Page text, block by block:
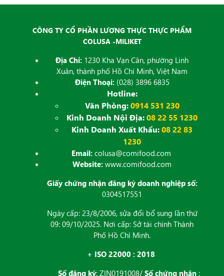
CÔNG TY CỔ PHẦN LƯƠNG THỰC THỰC PHẨM
COLUSA -MILIKET
Địa Chỉ: 1230 Kha Vạn Cân, phường Linh
Xuân, thành phố Hồ Chí Minh, Việt Nam
Điện Thoại:(028) 3896 6835
Hotline:
Văn Phòng: 0914 531 230
Kinh Doanh Nội Địa:08 22 55 1230
Kinh Doanh Xuất Khẩu:08 22 83
1230
Email:colusa@comifood.com
Website: www.comifood.com
Giấy chứng nhận đăng ký doanh nghiệp số:
0304517551
Ngày cấp: 23/8/2006, sửa đổi bổ sung lần thứ
09: 09/10/2025. Nơi cấp: Sở tài chính Thành
Phố Hồ Chí Minh.
+ ISO 22000 : 2018
Số đăng ký: ZIN0191008/ Số chứng nhận :